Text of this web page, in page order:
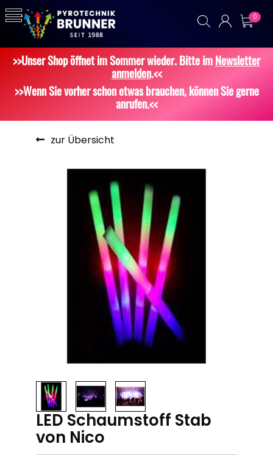
0
>>Unser Shop öffnet im Sommer wieder. Bitte imNewsletter
anmelden.<<
>>Wenn Sie vorher schon etwas brauchen, können Sie gerne
anrufen.<<
zur Übersicht
LED Schaumstoff Stab
von Nico